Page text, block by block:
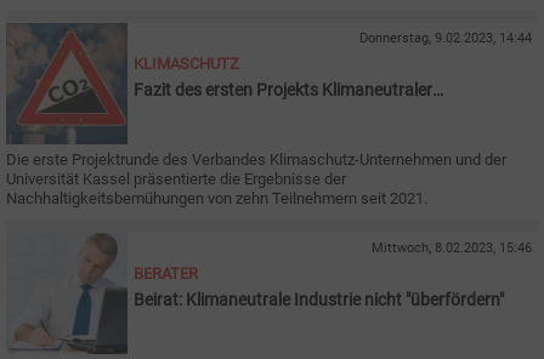
Donnerstag, 9.02.2023, 14:44
KLIMASCHUTZ
Fazit des ersten Projekts Klimaneutraler
Die erste Projektrunde des Verbandes Klimaschutz-Unternehmen und der
Universität Kassel präsentierte die Ergebnisse der
Nachhaltigkeitsbemühungen von zehn Teilnehmern seit 2021.
Mittwoch, 8.02.2023, 15:46
BERATER
Beirat: Klimaneutrale Industrie nicht "überfördern"